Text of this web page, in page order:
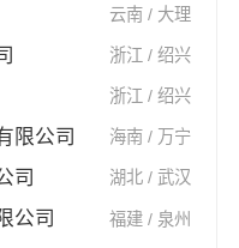
云南 / 大理
浙江 / 绍兴
浙江 / 绍兴
限公司 海南 / 万宁
司 湖北 / 武汉
公司 福建 / 泉州